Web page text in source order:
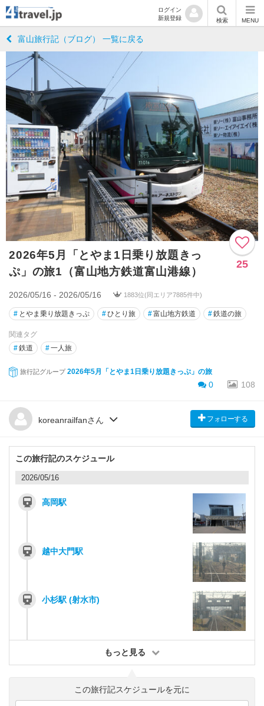
ログイン
新規登録
検索 MENU
富山旅行記（ブログ） 一覧に戻る
2026年5月「とやま1日乗り放題きっ
ぷ」の旅1（富山地方鉄道富山港線）
25
2026/05/16 - 2026/05/16 1883位(同エリア7885件中)
# とやま乗り放題きっぷ #ひとり旅 #富山地方鉄道 #鉄道の旅
関連タグ
#鉄道 #一人旅
旅行記グループ 2026年5月「とやま1日乗り放題きっぷ」の旅
0 108
koreanrailfanさん フォローする
この旅行記のスケジュール
2026/05/16
高岡駅
越中大門駅
小杉駅 (射水市)
もっと見る
この旅行記スケジュールを元に